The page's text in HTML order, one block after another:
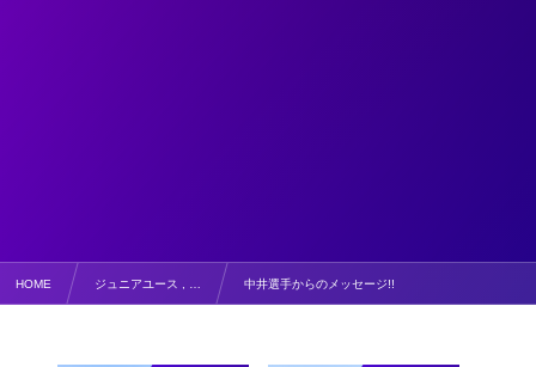
HOME ジュニアユース , … 中井選手からのメッセージ!!